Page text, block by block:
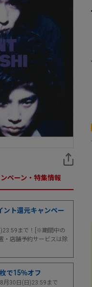
ペーン・特集情報
ント還元キャンペー
まで！[※期間中の
・店舗予約サービスは除
で15％オフ
月30日(日)23:59まで